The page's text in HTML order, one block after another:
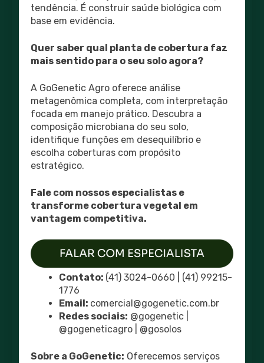
tendência. É construir saúde biológica com
base em evidência.
Quer saber qual planta de cobertura faz
mais sentido para o seu solo agora?
A GoGenetic Agro oferece análise
metagenômica completa, com interpretação
focada em manejo prático. Descubra a
composição microbiana do seu solo,
identifique funções em desequilíbrio e
escolha coberturas com propósito
estratégico.
Fale com nossos especialistas e
transforme cobertura vegetal em
vantagem competitiva.
Contato: (41) 3024-0660 | (41) 99215-
1776
Email: comercial@gogenetic.com.br
Redes sociais: @gogenetic |
@gogeneticagro | @gosolos
Sobre a GoGenetic: Oferecemos serviços